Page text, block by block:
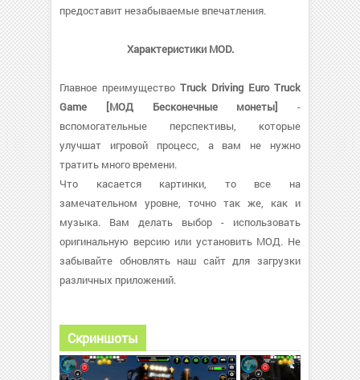
предоставит незабываемые впечатления.
Характеристики MOD.
Главное преимущество Truck Driving Euro Truck
Game [МОД Бесконечные монеты] -
вспомогательные перспективы, которые
улучшат игровой процесс, а вам не нужно
тратить много времени.
Что касается картинки, то все на
замечательном уровне, точно так же, как и
музыка. Вам делать выбор - использовать
оригинальную версию или установить МОД. Не
забывайте обновлять наш сайт для загрузки
различных приложений.
Скриншоты